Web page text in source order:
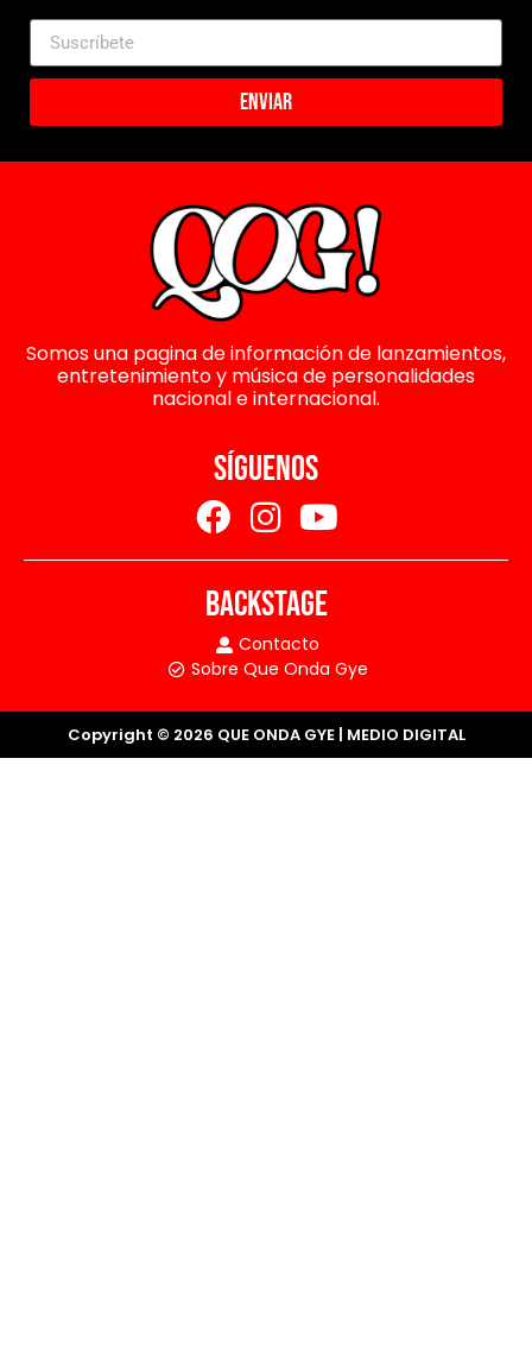
Enviar
Somos una pagina de información de lanzamientos,
entretenimiento y música de personalidades
nacional e internacional.
SÍGUENOS
BACKSTAGE
Contacto
Sobre Que Onda Gye
Copyright © 2026 QUE ONDA GYE | MEDIO DIGITAL